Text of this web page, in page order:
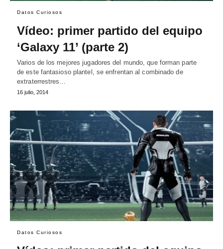
Datos Curiosos
Vídeo: primer partido del equipo
‘Galaxy 11’ (parte 2)
Varios de los mejores jugadores del mundo, que forman parte
de este fantasioso plantel, se enfrentan al combinado de
extraterrestres…
16 julio, 2014
Datos Curiosos